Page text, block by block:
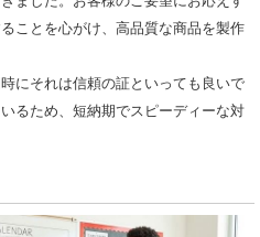
ことを心がけ、高品質な商品を製作
にそれは信頼の証といっても良いで
るため、短納期でスピーディーな対